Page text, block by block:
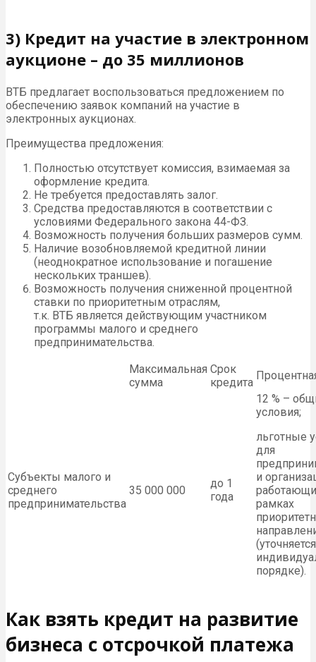
3) Кредит на участие в электронном
аукционе – до 35 миллионов
ВТБ предлагает воспользоваться предложением по
обеспечению заявок компаний на участие в
электронных аукционах.
Преимущества предложения:
Полностью отсутствует комиссия, взимаемая за
оформление кредита.
Не требуется предоставлять залог.
Средства предоставляются в соответствии с
условиями Федерального закона 44-ФЗ.
Возможность получения больших размеров сумм.
Наличие возобновляемой кредитной линии
(неоднократное использование и погашение
нескольких траншев).
Возможность получения сниженной процентной
ставки по приоритетным отраслям,
т.к. ВТБ является действующим участником
программы малого и среднего
предпринимательства.
Максимальная
сумма
Срок
кредита
Субъекты малого и
среднего
предпринимательства
35 000 000
до 1
года
12 % –
условия;
льготные
для
и
рамках
порядке).
Как взять кредит на развитие
бизнеса с отсрочкой платежа